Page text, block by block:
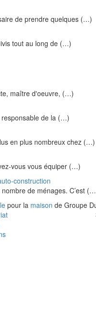
de prendre quelques (…)
tout au long de (…)
maître d'oeuvre, (…)
responsable de la (…)
en plus nombreux chez (…)
vous vous équiper (…)
construction
de ménages. C’est
pour la maison de Groupe